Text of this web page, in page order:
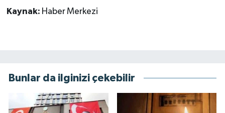
Kaynak: Haber Merkezi
Bunlar da ilginizi çekebilir